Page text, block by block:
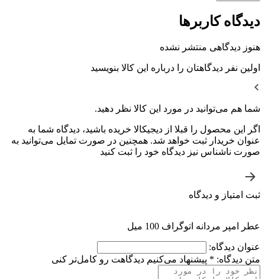
دیدگاه کاربرها
هنوز دیدگاهی منتشر نشده
اولین نفر دیدگاهتان را درباره این کالا بنویسید
شما هم می‌توانید در مورد این کالا نظر دهید.
اگر این محصول را قبلا از دیجیکالا خریده باشید، دیدگاه شما به
عنوان خریدار ثبت خواهد شد. همچنین در صورت تمایل می‌توانید به
صورت ناشناس نیز دیدگاه خود را ثبت کنید
ثبت امتیاز و دیدگاه
عطر امپر مردانه اتوگراف 100 میل
عنوان دیدگاه:
متن دیدگاه: * پیشنهاد می‌کنیم دیدگاهت رو کامل‌تر کنی